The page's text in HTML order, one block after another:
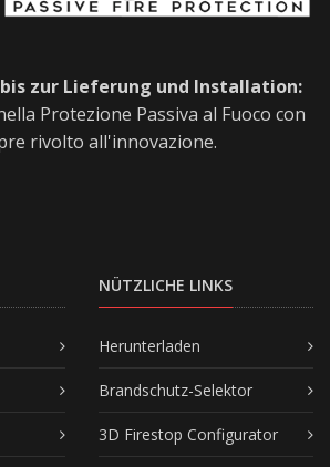
zur Lieferung und Installation:
Protezione Passiva al Fuoco con
rivolto all'innovazione.
NÜTZLICHE LINKS
Herunterladen
Brandschutz-Selektor
3D Firestop Configurator